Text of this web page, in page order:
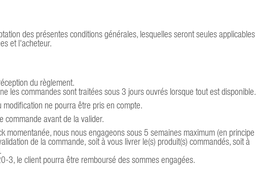
des présentes conditions générales, lesquelles seront seules applicables
et l'acheteur.
du règlement.
les commandes sont traitées sous 3 jours ouvrés lorsque tout est disponible.
ne pourra être pris en compte.
commande avant de la valider.
momentanée, nous nous engageons sous 5 semaines maximum (en principe
de la commande, soit à vous livrer le(s) produit(s) commandés, soit à
3, le client pourra être remboursé des sommes engagées.